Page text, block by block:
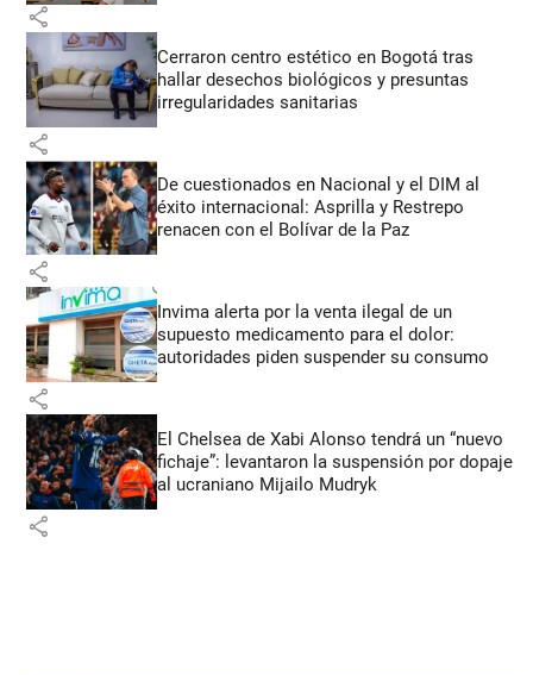
share
Cerraron centro estético en Bogotá tras
hallar desechos biológicos y presuntas
irregularidades sanitarias
share
De cuestionados en Nacional y el DIM al
éxito internacional: Asprilla y Restrepo
renacen con el Bolívar de la Paz
share
Invima alerta por la venta ilegal de un
supuesto medicamento para el dolor:
autoridades piden suspender su consumo
share
El Chelsea de Xabi Alonso tendrá un “nuevo
fichaje”: levantaron la suspensión por dopaje
al ucraniano Mijailo Mudryk
share